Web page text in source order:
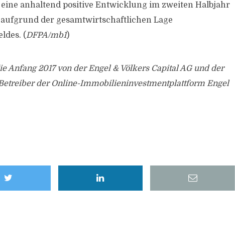
anhaltend positive Entwicklung im zweiten Halbjahr
der gesamtwirtschaftlichen Lage
(DFPA/mb1)
Anfang 2017 von der Engel & Völkers Capital AG und der
der Online-Immobilieninvestmentplattform Engel